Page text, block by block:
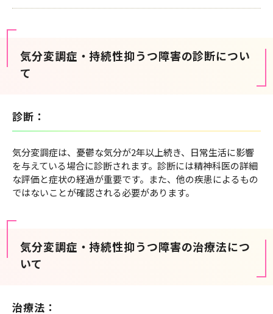
気分変調症・持続性抑うつ障害の診断につい
て
診断：
気分変調症は、憂鬱な気分が2年以上続き、日常生活に影響
を与えている場合に診断されます。診断には精神科医の詳細
な評価と症状の経過が重要です。また、他の疾患によるもの
ではないことが確認される必要があります。
気分変調症・持続性抑うつ障害の治療法につ
いて
治療法：